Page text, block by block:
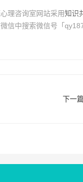
理咨询室网站采用知识
信中搜索微信号「
下一篇